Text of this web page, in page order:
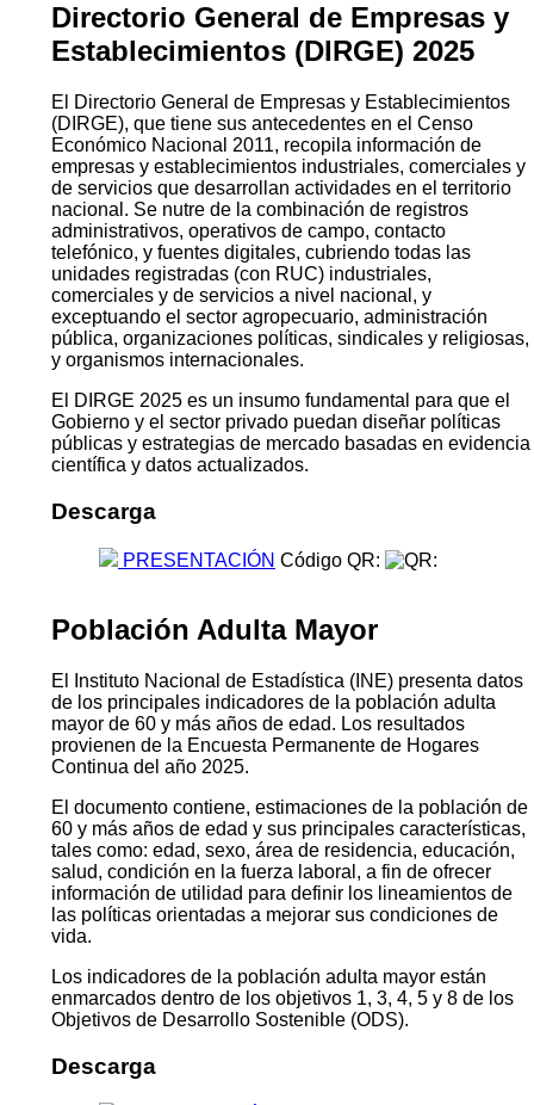
Directorio General de Empresas y
Establecimientos (DIRGE) 2025
El Directorio General de Empresas y Establecimientos
(DIRGE), que tiene sus antecedentes en el Censo
Económico Nacional 2011, recopila información de
empresas y establecimientos industriales, comerciales y
de servicios que desarrollan actividades en el territorio
nacional. Se nutre de la combinación de registros
administrativos, operativos de campo, contacto
telefónico, y fuentes digitales, cubriendo todas las
unidades registradas (con RUC) industriales,
comerciales y de servicios a nivel nacional, y
exceptuando el sector agropecuario, administración
pública, organizaciones políticas, sindicales y religiosas,
y organismos internacionales.
El DIRGE 2025 es un insumo fundamental para que el
Gobierno y el sector privado puedan diseñar políticas
públicas y estrategias de mercado basadas en evidencia
científica y datos actualizados.
Descarga
PRESENTACIÓN Código QR:
Población Adulta Mayor
El Instituto Nacional de Estadística (INE) presenta datos
de los principales indicadores de la población adulta
mayor de 60 y más años de edad. Los resultados
provienen de la Encuesta Permanente de Hogares
Continua del año 2025.
El documento contiene, estimaciones de la población de
60 y más años de edad y sus principales características,
tales como: edad, sexo, área de residencia, educación,
salud, condición en la fuerza laboral, a fin de ofrecer
información de utilidad para definir los lineamientos de
las políticas orientadas a mejorar sus condiciones de
vida.
Los indicadores de la población adulta mayor están
enmarcados dentro de los objetivos 1, 3, 4, 5 y 8 de los
Objetivos de Desarrollo Sostenible (ODS).
Descarga